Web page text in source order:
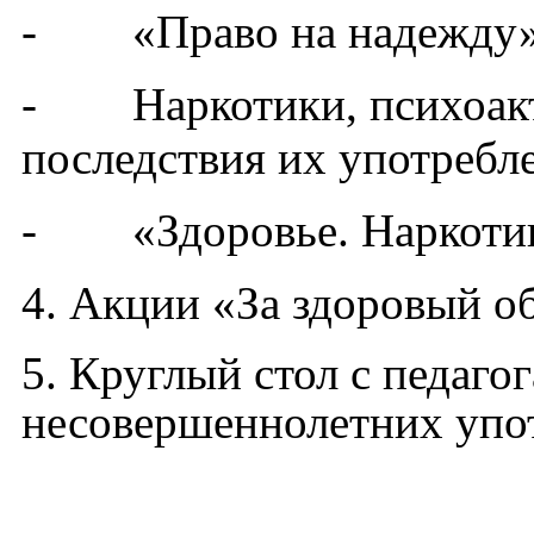
- «Право на
- Наркотики,
последствия их
- «Здоровье.
4. Акции «За здоровый
5. Круглый стол с
несовершеннолетних